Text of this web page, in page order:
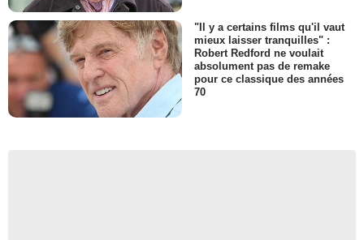
"Il y a certains films qu'il vaut
mieux laisser tranquilles" :
Robert Redford ne voulait
absolument pas de remake
pour ce classique des années
70